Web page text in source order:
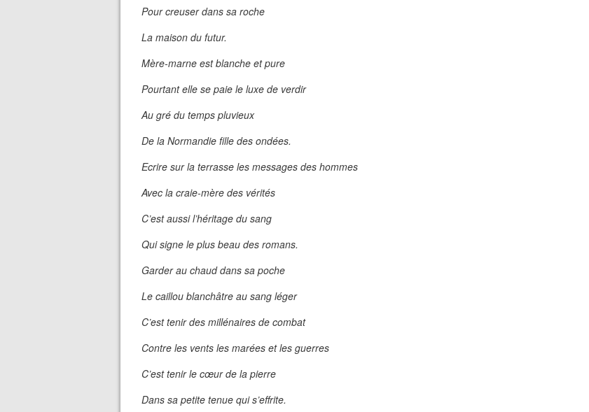
Pour creuser dans sa roche
La maison du futur.
Mère-marne est blanche et pure
Pourtant elle se paie le luxe de verdir
Au gré du temps pluvieux
De la Normandie fille des ondées.
Ecrire sur la terrasse les messages des hommes
Avec la craie-mère des vérités
C’est aussi l’héritage du sang
Qui signe le plus beau des romans.
Garder au chaud dans sa poche
Le caillou blanchâtre au sang léger
C’est tenir des millénaires de combat
Contre les vents les marées et les guerres
C’est tenir le cœur de la pierre
Dans sa petite tenue qui s’effrite.